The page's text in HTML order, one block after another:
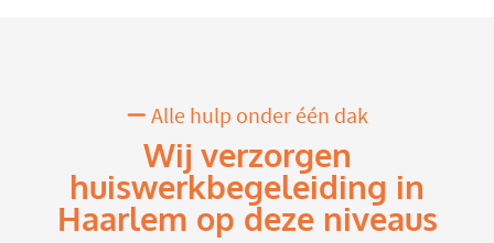
Alle hulp onder één dak
Wij verzorgen
huiswerkbegeleiding in
Haarlem op deze niveaus